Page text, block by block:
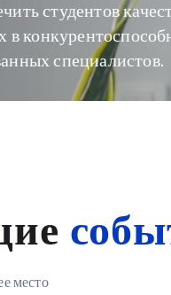
студентов
в
специалистов.
место